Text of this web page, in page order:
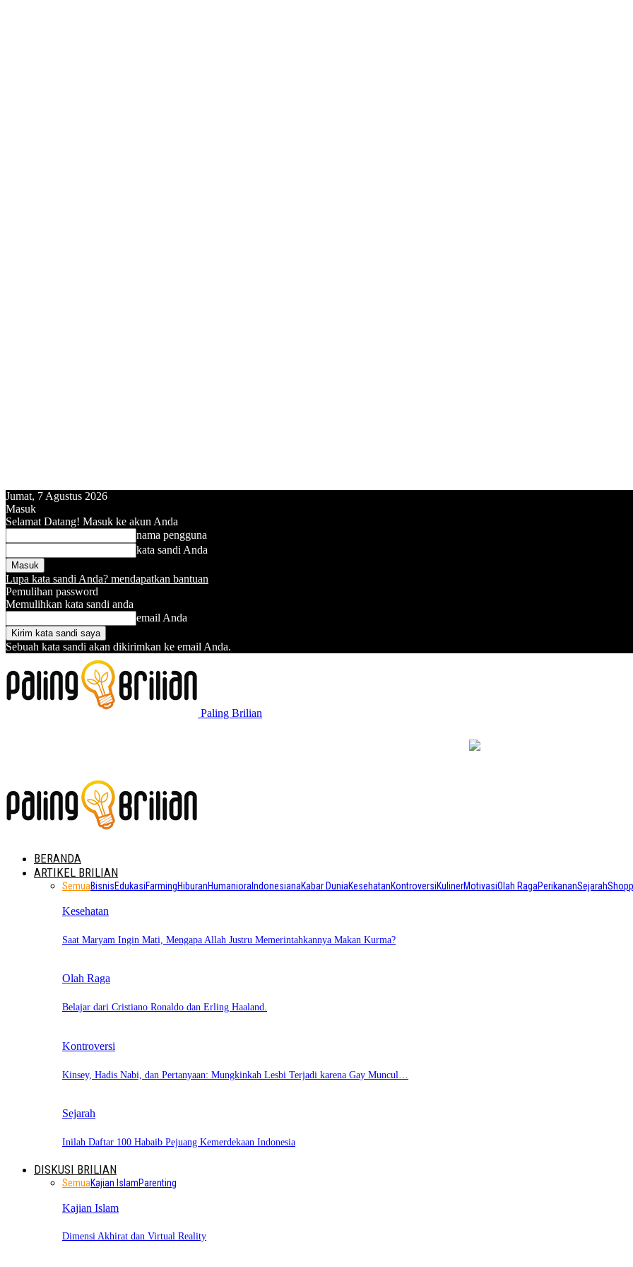
Jumat, 7 Agustus 2026
Masuk
Selamat Datang! Masuk ke akun Anda
nama pengguna
kata sandi Anda
Lupa kata sandi Anda? mendapatkan bantuan
Pemulihan password
Memulihkan kata sandi anda
email Anda
Sebuah kata sandi akan dikirimkan ke email Anda.
Paling Brilian
BERANDA
ARTIKEL BRILIAN
SemuaBisnisEdukasiFarmingHiburanHumaniora IndonesianaKabar DuniaKesehatanKontroversiKulinerMotivasiOlah RagaPerikananSejarah
Kesehatan
Saat Maryam Ingin Mati, Mengapa Allah Justru Memerintahkannya Makan Kurma?
Olah Raga
Belajar dari Cristiano Ronaldo dan Erling Haaland.
Kontroversi
Kinsey, Hadis Nabi, dan Pertanyaan: Mungkinkah Lesbi Terjadi karena Gay Muncul…
Sejarah
Inilah Daftar 100 Habaib Pejuang Kemerdekaan Indonesia
DISKUSI BRILIAN
SemuaKajian IslamParenting
Kajian Islam
Dimensi Akhirat dan Virtual Reality